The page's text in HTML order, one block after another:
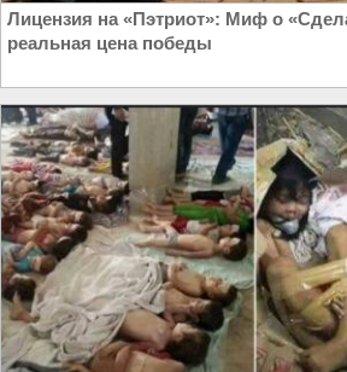
Лицензия на «Пэтриот»: Миф о
реальная цена победы